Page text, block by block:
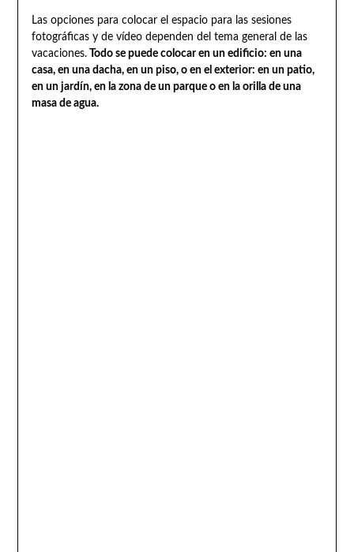
Las opciones para colocar el espacio para las sesiones
fotográficas y de vídeo dependen del tema general de las
vacaciones.Todo se puede colocar en un edificio: en una
casa, en una dacha, en un piso, o en el exterior: en un patio,
en un jardín, en la zona de un parque o en la orilla de una
masa de agua.